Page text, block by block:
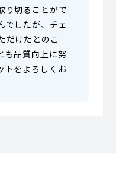
り切ることがで
でしたが、チェ
だけたとのこ
も品質向上に努
トをよろしくお